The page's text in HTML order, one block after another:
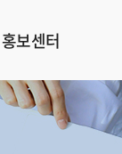
홍보센터